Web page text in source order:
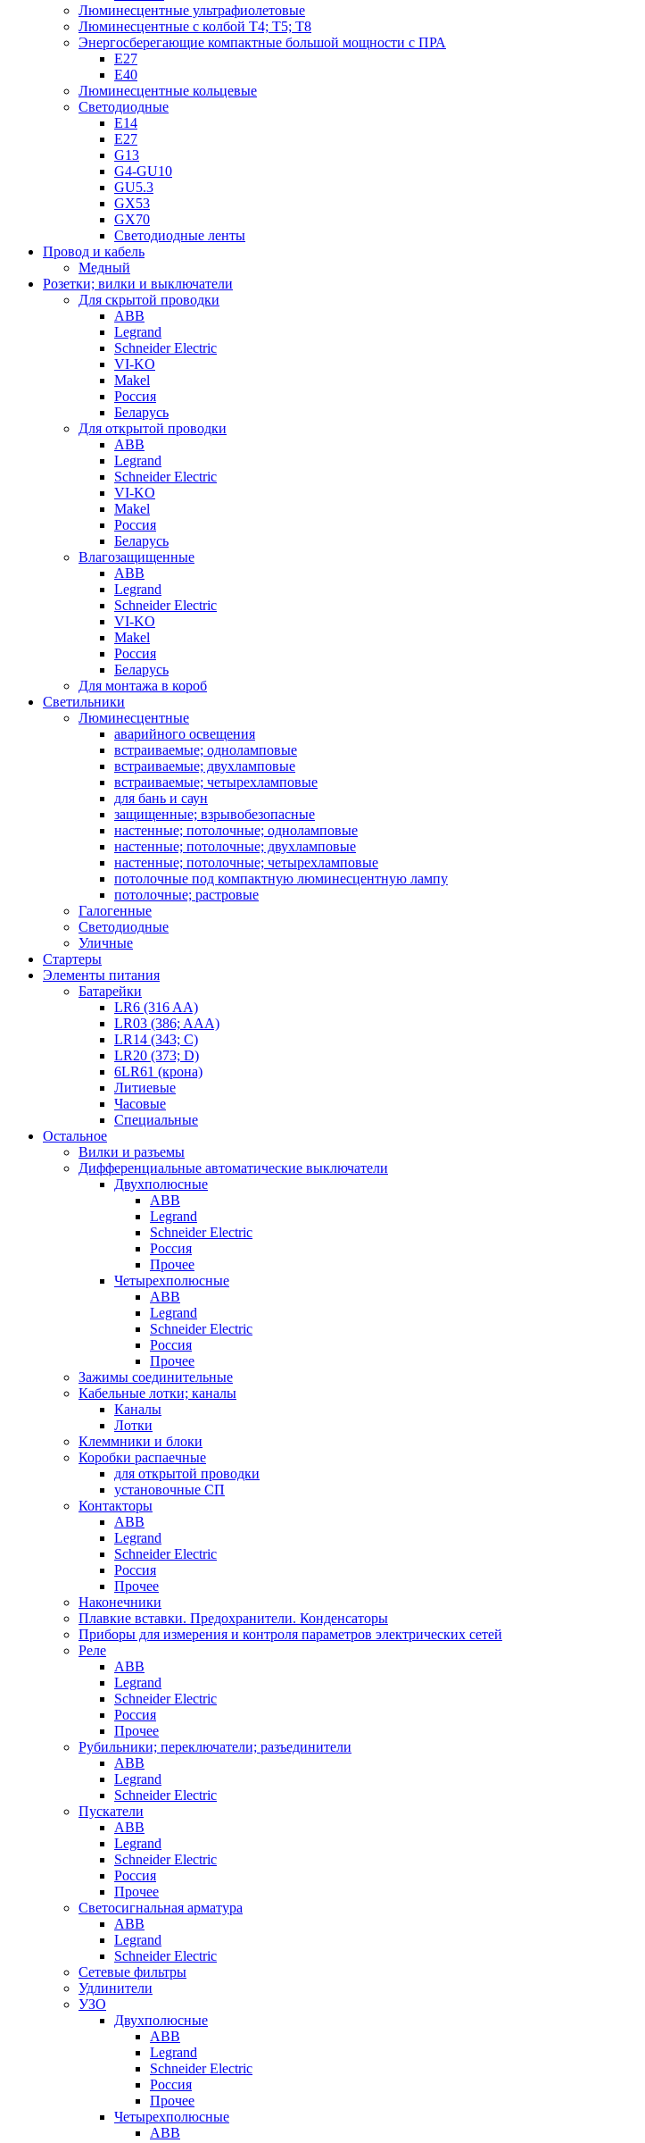
Люминесцентные ультрафиолетовые
Люминесцентные с колбой Т4; Т5; T8
Энергосберегающие компактные большой мощности с ПРА
Е27
Е40
Люминесцентные кольцевые
Светодиодные
Е14
Е27
G13
G4-GU10
GU5.3
GX53
GX70
Светодиодные ленты
Провод и кабель
Медный
Розетки; вилки и выключатели
Для скрытой проводки
ABB
Legrand
Schneider Electric
VI-KO
Makel
Россия
Беларусь
Для открытой проводки
ABB
Legrand
Schneider Electric
VI-KO
Makel
Россия
Беларусь
Влагозащищенные
ABB
Legrand
Schneider Electric
VI-KO
Makel
Россия
Беларусь
Для монтажа в короб
Светильники
Люминесцентные
аварийного освещения
встраиваемые; одноламповые
встраиваемые; двухламповые
встраиваемые; четырехламповые
для бань и саун
защищенные; взрывобезопасные
настенные; потолочные; одноламповые
настенные; потолочные; двухламповые
настенные; потолочные; четырехламповые
потолочные под компактную люминесцентную лампу
потолочные; растровые
Галогенные
Светодиодные
Уличные
Стартеры
Элементы питания
Батарейки
LR6 (316 AA)
LR03 (386; AAA)
LR14 (343; C)
LR20 (373; D)
6LR61 (крона)
Литиевые
Часовые
Специальные
Остальное
Вилки и разъемы
Дифференциальные автоматические выключатели
Двухполюсные
ABB
Legrand
Schneider Electric
Россия
Прочее
Четырехполюсные
ABB
Legrand
Schneider Electric
Россия
Прочее
Зажимы соединительные
Кабельные лотки; каналы
Каналы
Лотки
Клеммники и блоки
Коробки распаечные
для открытой проводки
установочные СП
Контакторы
ABB
Legrand
Schneider Electric
Россия
Прочее
Наконечники
Плавкие вставки. Предохранители. Конденсаторы
Приборы для измерения и контроля параметров электрических сетей
Реле
ABB
Legrand
Schneider Electric
Россия
Прочее
Рубильники; переключатели; разъединители
ABB
Legrand
Schneider Electric
Пускатели
ABB
Legrand
Schneider Electric
Россия
Прочее
Светосигнальная арматура
ABB
Legrand
Schneider Electric
Сетевые фильтры
Удлинители
УЗО
Двухполюсные
ABB
Legrand
Schneider Electric
Россия
Прочее
Четырехполюсные
ABB